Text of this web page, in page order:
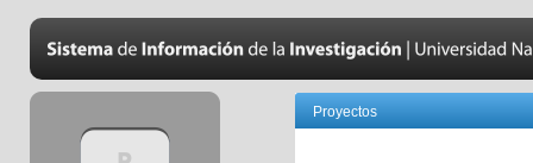
Proyectos